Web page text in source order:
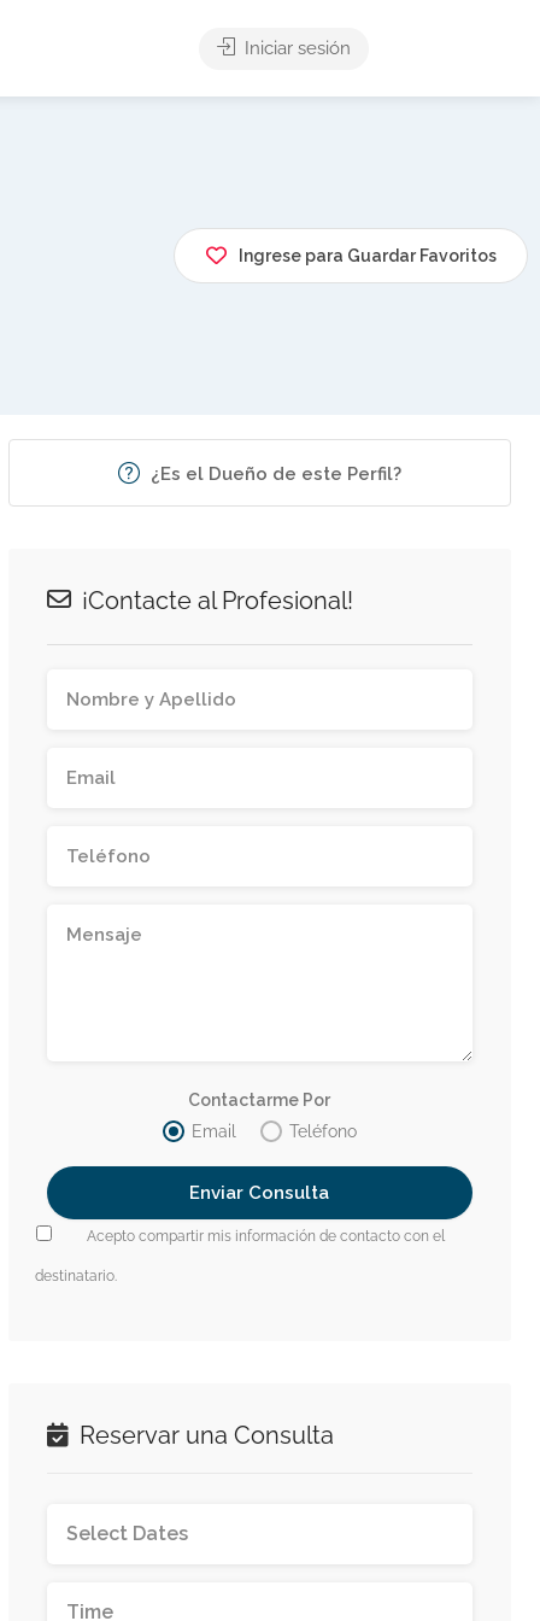
Iniciar sesión
Ingrese para Guardar Favoritos
¿Es el Dueño de este Perfil?
¡Contacte al Profesional!
Contactarme Por
Email
Teléfono
Acepto compartir mis información de contacto con el
destinatario.
Reservar una Consulta